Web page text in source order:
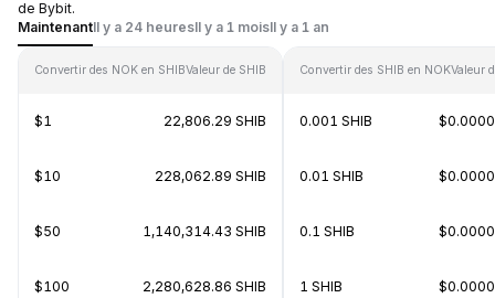
de Bybit.
MaintenantIl y a 24 heuresIl y a 1 moisIl y a 1 an
Convertir des NOK en SHIBValeur de SHIB
$1 22,806.29 SHIB
$10 228,062.89 SHIB
$50 1,140,314.43 SHIB
$100 2,280,628.86 SHIB
Convertir des SHIB en NOKValeur
0.001 SHIB
0.01 SHIB
0.1 SHIB
1 SHIB